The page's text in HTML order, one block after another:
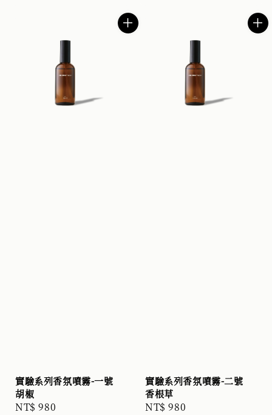
實驗系列香氛噴霧-一號
胡椒
Regular
NT$ 980
實驗系列香氛噴霧-二號
香根草
Regular
NT$ 980